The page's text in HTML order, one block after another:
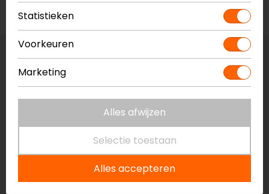
Voorraad
Vestiging Apeldoorn
Beperkte voorraad
Vestiging Breda
Vestiging Capelle a/d IJssel
Gemiddelde voorraad
Vestiging Eindhoven
Niet op voorraad
Statistieken
Voorkeuren
Marketing
Alles afwijzen
Selectie toestaan
Alles accepteren